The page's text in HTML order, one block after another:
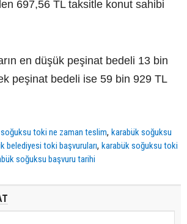
697,56 TL taksitle konut sahibi
en düşük peşinat bedeli 13 bin
peşinat bedeli ise 59 bin 929 TL
toki ne zaman teslim,karabük soğuksu
belediyesi toki başvuruları, karabük soğuksu toki
soğuksu başvuru tarihi